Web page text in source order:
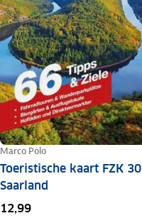
Marco Polo
Toeristische kaart FZK 30
Saarland
12,99